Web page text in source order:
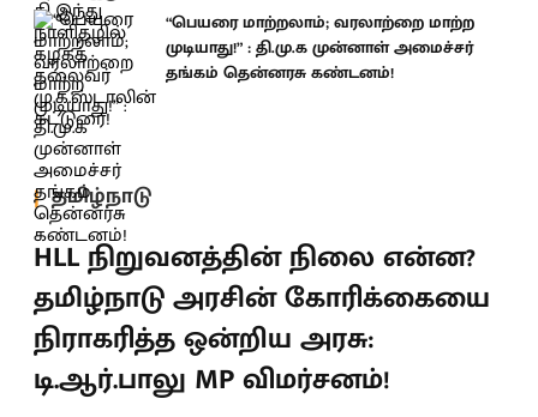
“பெயரை மாற்றலாம்; வரலாற்றை மாற்ற
முடியாது!” : தி.மு.க முன்னாள் அமைச்சர்
தங்கம் தென்னரசு கண்டனம்!
தமிழ்நாடு
HLL நிறுவனத்தின் நிலை என்ன?
தமிழ்நாடு அரசின் கோரிக்கையை
நிராகரித்த ஒன்றிய அரசு:
டி.ஆர்.பாலு MP விமர்சனம்!